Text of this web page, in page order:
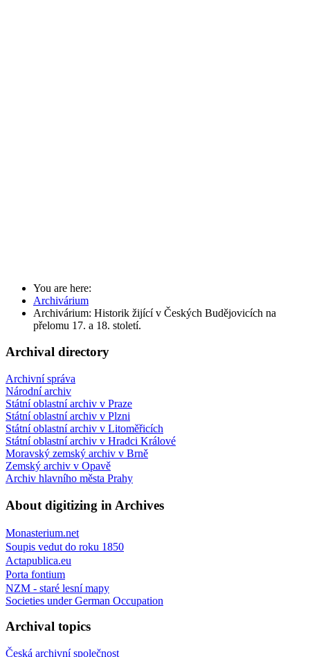
You are here:
Archivárium
Archivárium: Historik žijící v Českých Budějovicích na
přelomu 17. a 18. století.
Archival directory
Archivní správa
Národní archiv
Státní oblastní archiv v Praze
Státní oblastní archiv v Plzni
Státní oblastní archiv v Litoměřicích
Státní oblastní archiv v Hradci Králové
Moravský zemský archiv v Brně
Zemský archiv v Opavě
Archiv hlavního města Prahy
About digitizing in Archives
Monasterium.net
Soupis vedut do roku 1850
Actapublica.eu
Porta fontium
NZM - staré lesní mapy
Societies under German Occupation
Archival topics
Česká archivní společnost